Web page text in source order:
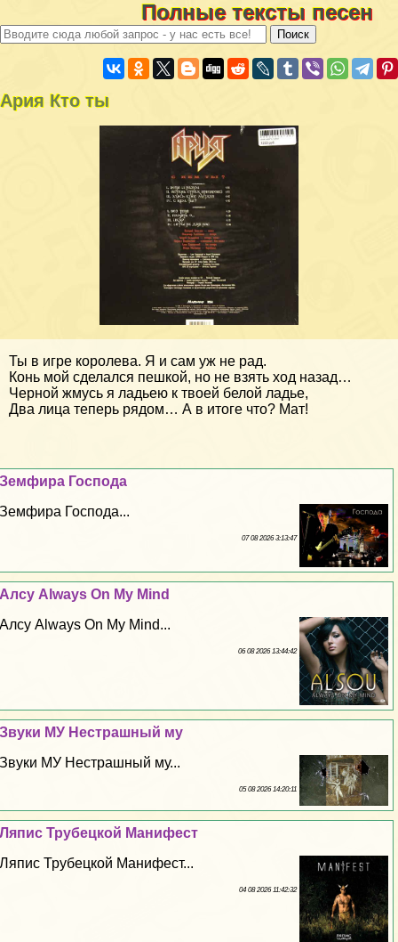
Полные тексты песен
Ария Кто ты
Ты в игре королева. Я и сам уж не рад.
Конь мой сделался пешкой, но не взять ход назад…
Черной жмусь я ладьею к твоей белой ладье,
Два лица теперь рядом… А в итоге что? Мат!
Земфира Господа
Земфира Господа...
07 08 2026 3:13:47
Алсу Always On My Mind
Алсу Always On My Mind...
06 08 2026 13:44:42
Звуки МУ Нестрашный му
Звуки МУ Нестрашный му...
05 08 2026 14:20:11
Ляпис Трубецкой Манифест
Ляпис Трубецкой Манифест...
04 08 2026 11:42:32